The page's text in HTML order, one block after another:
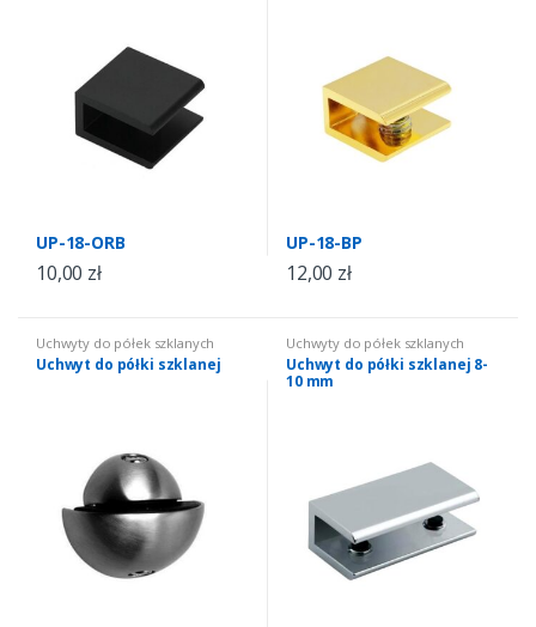
UP-18-ORB
10,00 zł
UP-18-BP
12,00 zł
Uchwyty do półek szklanych
Uchwyt do półki szklanej
Uchwyty do półek szklanych
Uchwyt do półki szklanej 8-
10 mm